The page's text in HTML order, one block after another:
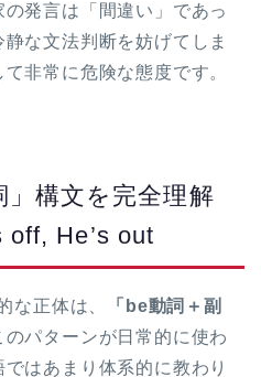
発言は「間違い」であっ
な文法判断を妨げてしま
非常に危険な態度です。
」構文を完全理解
off, He’s out
な正体は、
「be動詞＋副
パターンが日常的に使わ
はあまり体系的に教わり